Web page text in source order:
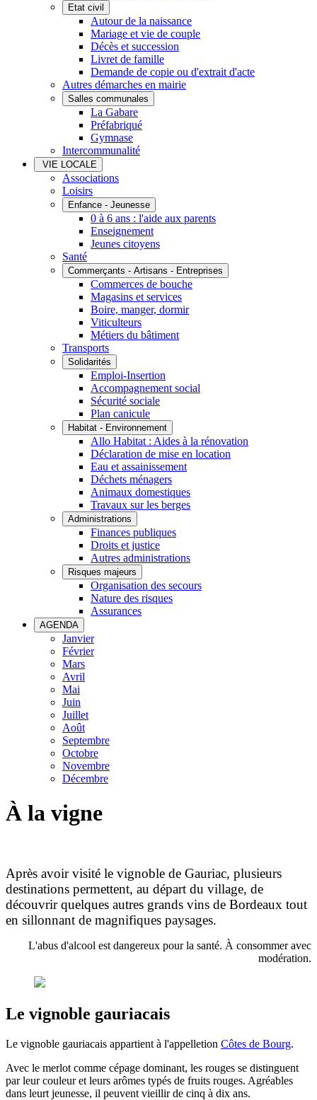
Etat civil
Autour de la naissance
Mariage et vie de couple
Décès et succession
Livret de famille
Demande de copie ou d'extrait d'acte
Autres démarches en mairie
Salles communales
La Gabare
Préfabriqué
Gymnase
Intercommunalité
VIE LOCALE
Associations
Loisirs
Enfance - Jeunesse
0 à 6 ans : l'aide aux parents
Enseignement
Jeunes citoyens
Santé
Commerçants - Artisans - Entreprises
Commerces de bouche
Magasins et services
Boire, manger, dormir
Viticulteurs
Métiers du bâtiment
Transports
Solidarités
Emploi-Insertion
Accompagnement social
Sécurité sociale
Plan canicule
Habitat - Environnement
Allo Habitat : Aides à la rénovation
Déclaration de mise en location
Eau et assainissement
Déchets ménagers
Animaux domestiques
Travaux sur les berges
Administrations
Finances publiques
Droits et justice
Autres administrations
Risques majeurs
Organisation des secours
Nature des risques
Assurances
AGENDA
Janvier
Février
Mars
Avril
Mai
Juin
Juillet
Août
Septembre
Octobre
Novembre
Décembre
À la vigne
Après avoir visité le vignoble de Gauriac, plusieurs
destinations permettent, au départ du village, de
découvrir quelques autres grands vins de Bordeaux tout
en sillonnant de magnifiques paysages.
L'abus d'alcool est dangereux pour la santé. À consommer avec
modération.
Le vignoble gauriacais
Le vignoble gauriacais appartient à l'appelletion Côtes de Bourg.
Avec le merlot comme cépage dominant, les rouges se distinguent
par leur couleur et leurs arômes typés de fruits rouges. Agréables
dans leurt jeunesse, il peuvent vieillir de cinq à dix ans.